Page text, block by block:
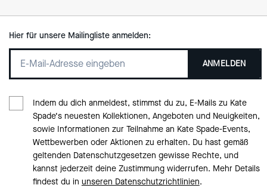
Hier für unsere Mailingliste anmelden:
ANMELDEN
Indem du dich anmeldest, stimmst du zu, E-Mails zu Kate
Spade‘s neuesten Kollektionen, Angeboten und Neuigkeiten,
sowie Informationen zur Teilnahme an Kate Spade-Events,
Wettbewerben oder Aktionen zu erhalten. Du hast gemäß
geltenden Datenschutzgesetzen gewisse Rechte, und
kannst jederzeit deine Zustimmung widerrufen. Mehr Details
findest du in unseren Datenschutzrichtlinien.